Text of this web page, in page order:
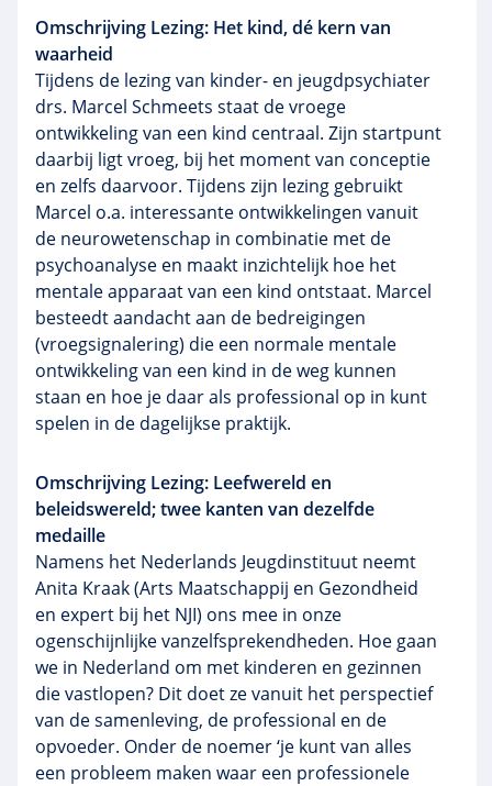
Omschrijving Lezing: Het kind, dé kern van
waarheid
Tijdens de lezing van kinder- en jeugdpsychiater
drs. Marcel Schmeets staat de vroege
ontwikkeling van een kind centraal. Zijn startpunt
daarbij ligt vroeg, bij het moment van conceptie
en zelfs daarvoor. Tijdens zijn lezing gebruikt
Marcel o.a. interessante ontwikkelingen vanuit
de neurowetenschap in combinatie met de
psychoanalyse en maakt inzichtelijk hoe het
mentale apparaat van een kind ontstaat. Marcel
besteedt aandacht aan de bedreigingen
(vroegsignalering) die een normale mentale
ontwikkeling van een kind in de weg kunnen
staan en hoe je daar als professional op in kunt
spelen in de dagelijkse praktijk.
Omschrijving Lezing: Leefwereld en
beleidswereld; twee kanten van dezelfde
medaille
Namens het Nederlands Jeugdinstituut neemt
Anita Kraak (Arts Maatschappij en Gezondheid
en expert bij het NJI) ons mee in onze
ogenschijnlijke vanzelfsprekendheden. Hoe gaan
we in Nederland om met kinderen en gezinnen
die vastlopen? Dit doet ze vanuit het perspectief
van de samenleving, de professional en de
opvoeder. Onder de noemer ‘je kunt van alles
een probleem maken waar een professionele